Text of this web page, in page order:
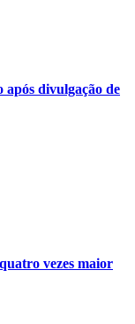
após divulgação de
vezes maior